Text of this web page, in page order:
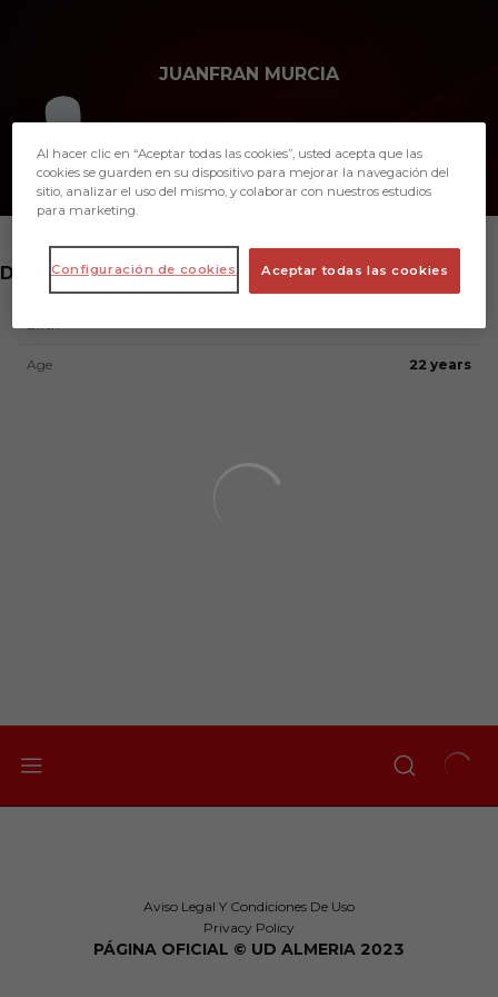
JUANFRAN MURCIA
DELEGATE
Birth
Age 22 years
Aviso Legal Y Condiciones De Uso
Privacy Policy
PÁGINA OFICIAL © UD ALMERIA 2023
Al hacer clic en “Aceptar todas las cookies”, usted acepta que las
cookies se guarden en su dispositivo para mejorar la navegación del
sitio, analizar el uso del mismo, y colaborar con nuestros estudios
para marketing.
Aceptar todas las cookies
Configuración de cookies